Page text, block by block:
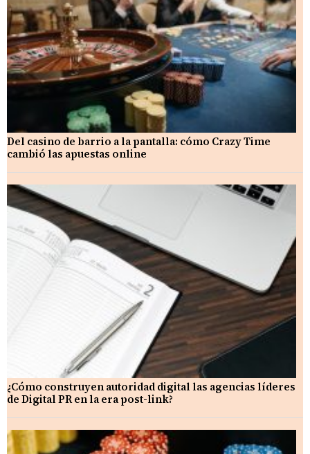
Del casino de barrio a la pantalla: cómo Crazy Time
cambió las apuestas online
¿Cómo construyen autoridad digital las agencias líderes
de Digital PR en la era post-link?